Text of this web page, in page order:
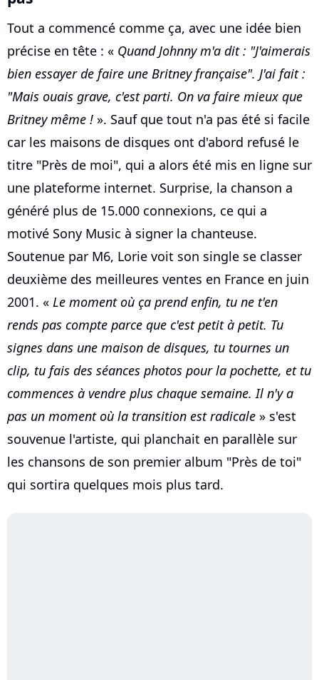
Tout a commencé comme ça, avec une idée bien
précise en tête : « Quand Johnny m'a dit : "J'aimerais
bien essayer de faire une Britney française". J'ai fait :
"Mais ouais grave, c'est parti. On va faire mieux que
Britney même ! ». Sauf que tout n'a pas été si facile
car les maisons de disques ont d'abord refusé le
titre "Près de moi", qui a alors été mis en ligne sur
une plateforme internet. Surprise, la chanson a
généré plus de 15.000 connexions, ce qui a
motivé Sony Music à signer la chanteuse.
Soutenue par M6, Lorie voit son single se classer
deuxième des meilleures ventes en France en juin
2001. « Le moment où ça prend enfin, tu ne t'en
rends pas compte parce que c'est petit à petit. Tu
signes dans une maison de disques, tu tournes un
clip, tu fais des séances photos pour la pochette, et tu
commences à vendre plus chaque semaine. Il n'y a
pas un moment où la transition est radicale » s'est
souvenue l'artiste, qui planchait en parallèle sur
les chansons de son premier album "Près de toi"
qui sortira quelques mois plus tard.